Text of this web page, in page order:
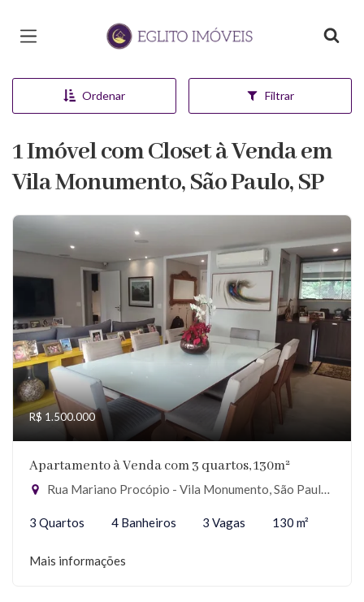
Página inicial
Ordenar Filtrar
1 Imóvel com Closet à Venda em
Vila Monumento, São Paulo, SP
R$ 1.500.000
Apartamento à Venda com 3 quartos, 130m²
Rua Mariano Procópio - Vila Monumento, São Paulo-SP
3 Quartos 4 Banheiros 3 Vagas 130 m²
Mais informações